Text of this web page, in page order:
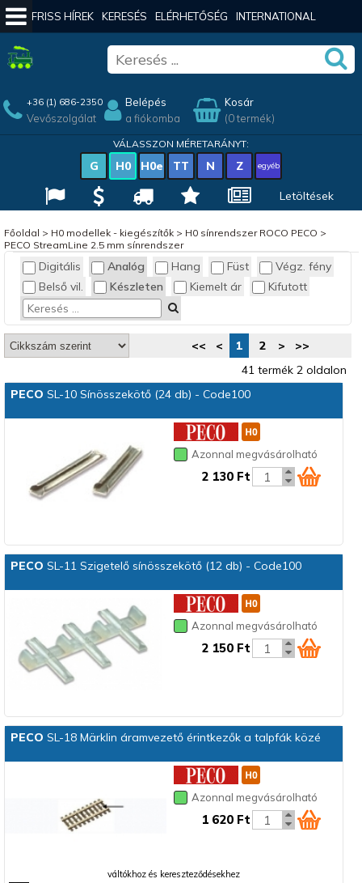
FRISS HÍREK KERESÉS ELÉRHETŐSÉG INTERNATIONAL
+36 (1) 686-2350
Vevőszolgálat
Belépés
a fiókomba
Kosár
(0 termék)
VÁLASSZON MÉRETARÁNYT:
G H0 H0e TT N Z egyéb
Letöltések
Főoldal > H0 modellek - kiegészítők> H0 sínrendszer ROCO PECO >
PECO StreamLine 2.5 mm sínrendszer
Digitális Analóg Hang Füst
Végz. fény
Belső vil.
Készleten Kiemelt ár Kifutott
<< < 1 2 >
>>
41 termék 2 oldalon
PECO SL-10 Sínösszekötő (24 db) - Code100
Azonnal megvásárolható
2 130 Ft
PECO SL-11 Szigetelő sínösszekötő (12 db) - Code100
Azonnal megvásárolható
2 150 Ft
PECO SL-18 Märklin áramvezető érintkezők a talpfák közé
Azonnal megvásárolható
1 620 Ft
váltókhoz és kereszteződésekhez